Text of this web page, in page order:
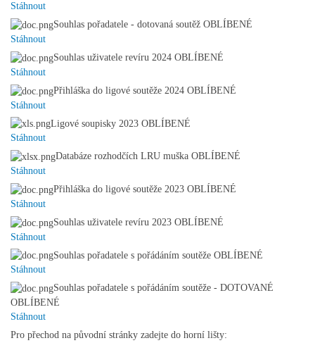
Stáhnout
Souhlas pořadatele - dotovaná soutěž OBLÍBENÉ
Stáhnout
Souhlas uživatele revíru 2024 OBLÍBENÉ
Stáhnout
Přihláška do ligové soutěže 2024 OBLÍBENÉ
Stáhnout
Ligové soupisky 2023 OBLÍBENÉ
Stáhnout
Databáze rozhodčích LRU muška OBLÍBENÉ
Stáhnout
Přihláška do ligové soutěže 2023 OBLÍBENÉ
Stáhnout
Souhlas uživatele revíru 2023 OBLÍBENÉ
Stáhnout
Souhlas pořadatele s pořádáním soutěže OBLÍBENÉ
Stáhnout
Souhlas pořadatele s pořádáním soutěže - DOTOVANÉ
OBLÍBENÉ
Stáhnout
Pro přechod na původní stránky zadejte do horní lišty: